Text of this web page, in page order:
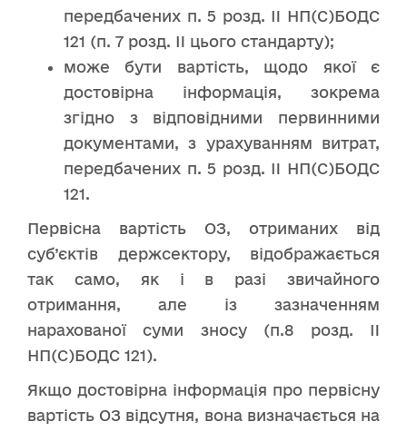
передбачених п. 5 розд. II НП(С)БОДС
121 (п. 7 розд. II цього стандарту);
може бути вартість, щодо якої є
достовірна інформація, зокрема
згідно з відповідними первинними
документами, з урахуванням витрат,
передбачених п. 5 розд. II НП(С)БОДС
121.
Первісна вартість ОЗ, отриманих від
суб’єктів держсектору, відображається
так само, як і в разі звичайного
отримання, але із зазначенням
нарахованої суми зносу (п.8 розд. II
НП(С)БОДС 121).
Якщо достовірна інформація про первісну
вартість ОЗ відсутня, вона визначається на